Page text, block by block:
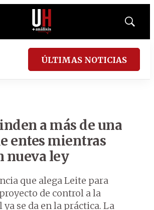
Mostrar
ÚLTIMAS NOTICIAS
a más de una
entes mientras
nueva ley
que alega Leite para
de control a la
se da en la práctica. La